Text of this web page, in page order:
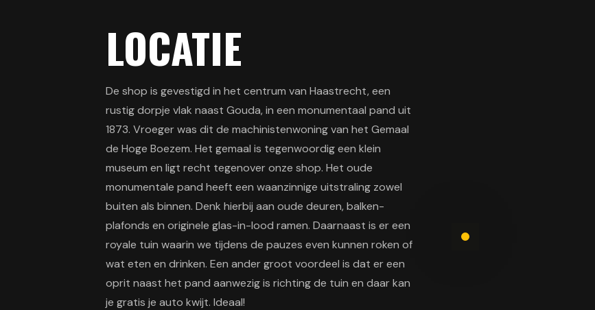
LOCATIE
De shop is gevestigd in het centrum van Haastrecht, een
rustig dorpje vlak naast Gouda, in een monumentaal pand uit
1873. Vroeger was dit de machinistenwoning van het Gemaal
de Hoge Boezem. Het gemaal is tegenwoordig een klein
museum en ligt recht tegenover onze shop. Het oude
monumentale pand heeft een waanzinnige uitstraling zowel
buiten als binnen. Denk hierbij aan oude deuren, balken-
plafonds en originele glas-in-lood ramen. Daarnaast is er een
royale tuin waarin we tijdens de pauzes even kunnen roken of
wat eten en drinken. Een ander groot voordeel is dat er een
oprit naast het pand aanwezig is richting de tuin en daar kan
je gratis je auto kwijt. Ideaal!